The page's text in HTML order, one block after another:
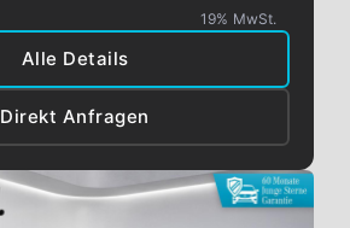
Alle Details
Direkt Anfragen
19% MwSt.